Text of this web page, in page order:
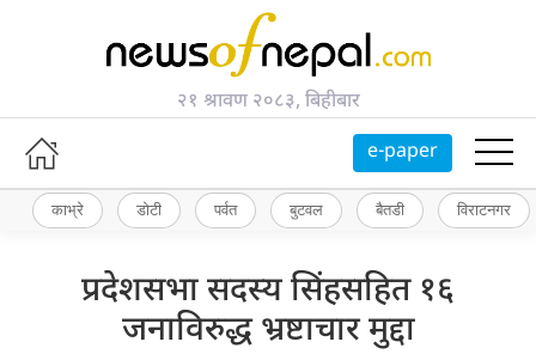
२१ श्रावण २०८३, बिहीबार
e-paper
काभ्रे डोटी पर्वत बुटवल बैतडी विराटनगर
प्रदेशसभा सदस्य सिंहसहित १६
जनाविरुद्ध भ्रष्टाचार मुद्दा